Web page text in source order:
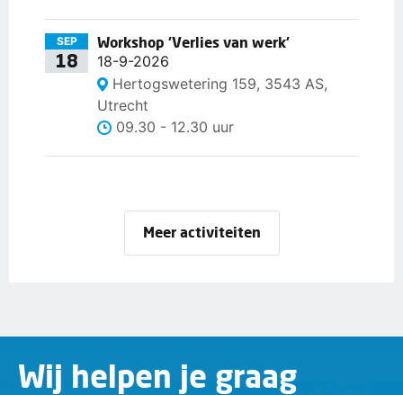
SEP
18
Workshop 'Verlies van werk'
18-9-2026
Hertogswetering 159, 3543 AS,
Utrecht
09.30 - 12.30 uur
Meer activiteiten
Wij helpen je graag